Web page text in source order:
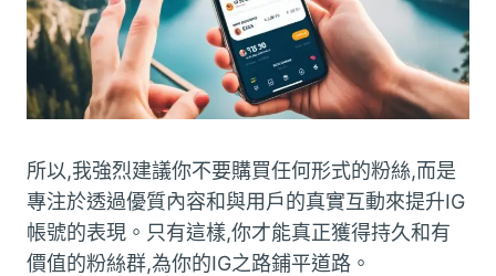
所以,我強烈建議你不要購買任何形式的粉絲,而是
專注於透過優質內容和與用戶的真實互動來提升IG
帳號的表現。只有這樣,你才能真正獲得持久和有
價值的粉絲群,為你的IG之路鋪平道路。